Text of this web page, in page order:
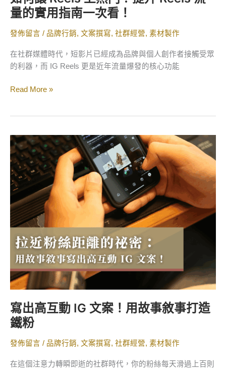
量的實用指南一次看！
發佈留言 / 品牌行銷, 文案撰寫, 社群經營, 素材製作
在社群媒體時代，短影片已經成為品牌與個人創作者接觸受眾
的利器，而 IG Reels 更是近年流量爆發的核心功能
指
一
次
看！
Read More »
寫出高互動 IG 文案！用故事敘事打造
鐵粉
發佈留言 / 品牌行銷, 文案撰寫, 社群經營, 素材製作
在這個注意力轉瞬即逝的社群時代，你的粉絲每天滑過上百則
寫
出
高
互
動
IG
文
案！
用
故
事
敘
事
造
鐵